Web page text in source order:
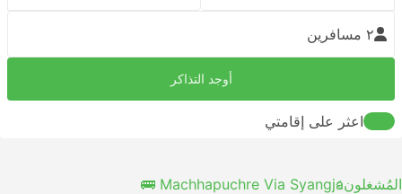
٢ مسافرين
أوجد التذاكر
اعثر على إقامتي
المُشغلونMachhapuchre Via Syangja 🚌